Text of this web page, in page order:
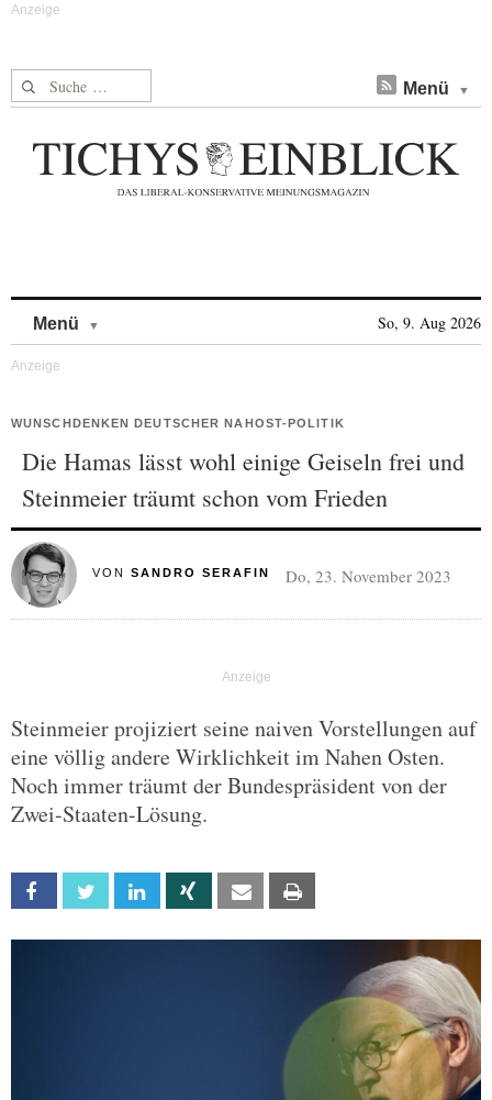
Suche nach: Menü
Menü So, 9. Aug 2026
WUNSCHDENKEN DEUTSCHER NAHOST-POLITIK
Die Hamas lässt wohl einige Geiseln frei und
Steinmeier träumt schon vom Frieden
VON SANDRO SERAFIN Do, 23. November 2023
Steinmeier projiziert seine naiven Vorstellungen auf
eine völlig andere Wirklichkeit im Nahen Osten.
Noch immer träumt der Bundespräsident von der
Zwei-Staaten-Lösung.
Facebook Twitter Linkedin Xing Email